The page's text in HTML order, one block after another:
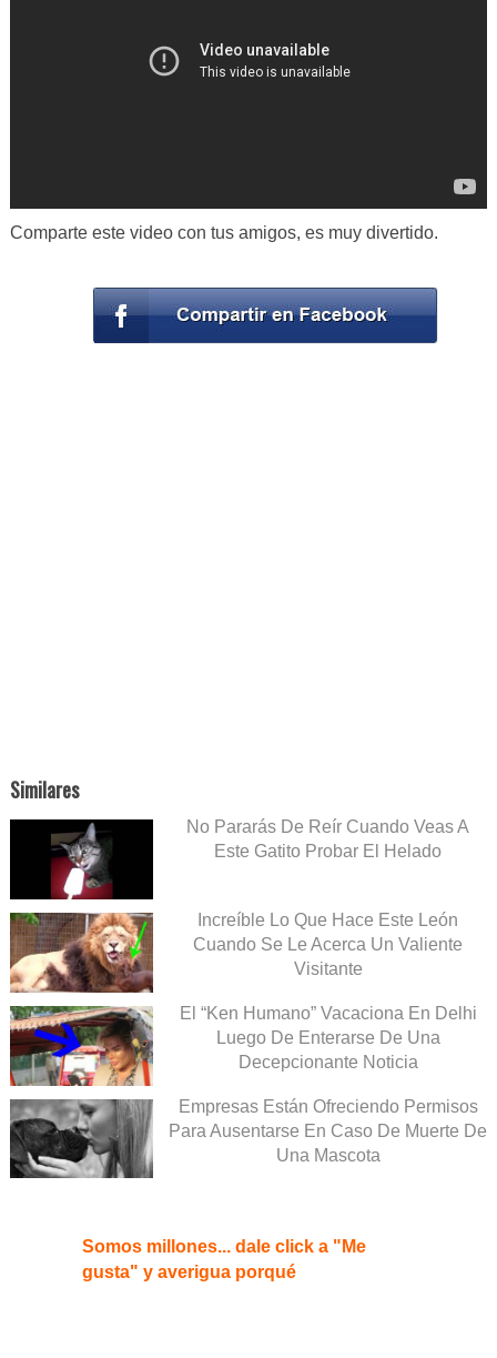
Comparte este video con tus amigos, es muy divertido.
Similares
No Pararás De Reír Cuando Veas A
Este Gatito Probar El Helado
Increíble Lo Que Hace Este León
Cuando Se Le Acerca Un Valiente
Visitante
El “Ken Humano” Vacaciona En Delhi
Luego De Enterarse De Una
Decepcionante Noticia
Empresas Están Ofreciendo Permisos
Para Ausentarse En Caso De Muerte De
Una Mascota
Somos millones... dale click a "Me
gusta" y averigua porqué